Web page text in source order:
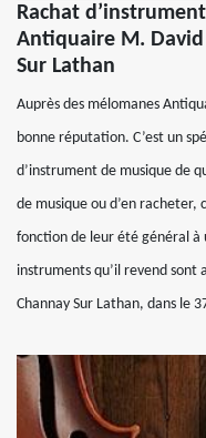
Rachat
Antiquaire M.
Sur Lathan
Auprès des mélomanes
bonne réputation. C’est un
d’instrument de musique de
de musique ou d’en
fonction de leur été général à
instruments qu’il revend sont
Channay Sur Lathan, dans le